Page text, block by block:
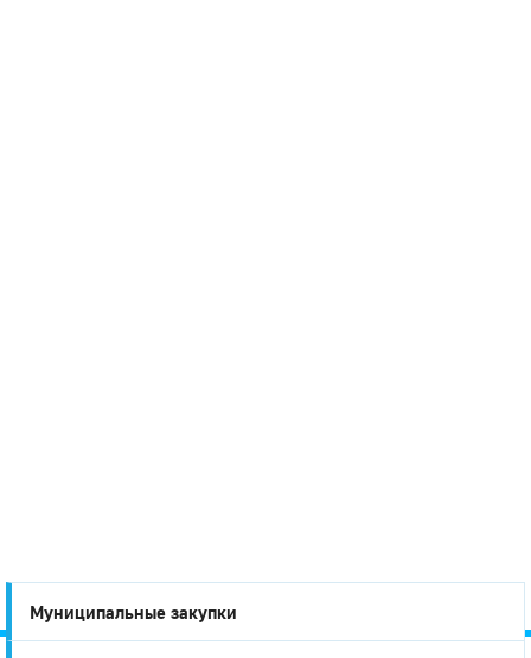
Муниципальные закупки